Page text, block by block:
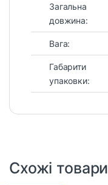
Загальна
довжина:
Вага:
Габарити
упаковки:
Схожі товари